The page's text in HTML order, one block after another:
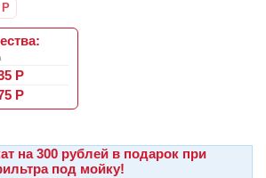
Р
Р
Р
на 300 рублей в подарок при
под мойку!